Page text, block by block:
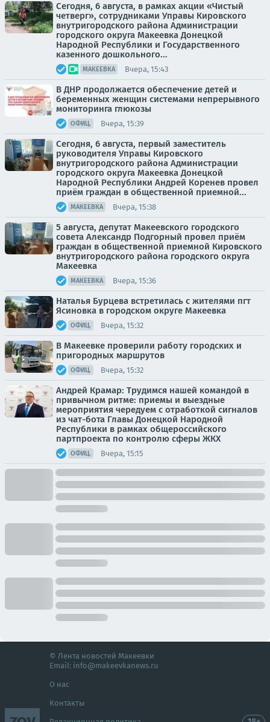
Сегодня, 6 августа, в рамках акции «Чистый
четверг», сотрудниками Управы Кировского
внутригородского района Администрации
городского округа Макеевка Донецкой
Народной Республики и Государственного
казенного дошкольного...
МАКЕЕВКА Вчера, 15:43
В ДНР продолжается обеспечение детей и
беременных женщин системами непрерывного
мониторинга глюкозы
ОФИЦ. Вчера, 15:39
Сегодня, 6 августа, первый заместитель
руководителя Управы Кировского
внутригородского района Администрации
городского округа Макеевка Донецкой
Народной Республики Андрей Коренев провел
приём граждан в общественной приемной...
МАКЕЕВКА Вчера, 15:38
5 августа, депутат Макеевского городского
совета Александр Подгорный провел приём
граждан в общественной приемной Кировского
внутригородского района городского округа
Макеевка
МАКЕЕВКА Вчера, 15:36
Наталья Бурцева встретилась с жителями пгт
Ясиновка в городском округе Макеевка
ОФИЦ. Вчера, 15:32
В Макеевке проверили работу городских и
пригородных маршрутов
ОФИЦ. Вчера, 15:32
Андрей Крамар: Трудимся нашей командой в
привычном ритме: приемы и выездные
мероприятия чередуем с отработкой сигналов
из чат-бота Главы Донецкой Народной
Республики в рамках общероссийского
партпроекта по контролю сферы ЖКХ
ОФИЦ. Вчера, 15:15
© Лента новостей Макеевки
Email: info@makeevkanews.ru
О нас
Контакты